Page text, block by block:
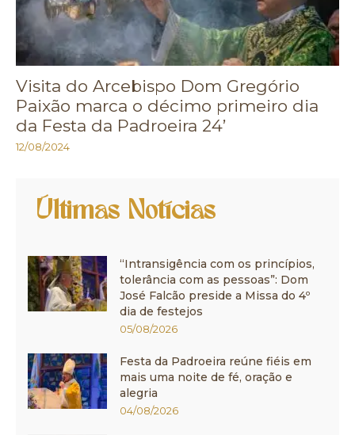
Visita do Arcebispo Dom Gregório
Paixão marca o décimo primeiro dia
da Festa da Padroeira 24’
12/08/2024
Últimas Notícias
“Intransigência com os princípios,
tolerância com as pessoas”: Dom
José Falcão preside a Missa do 4º
dia de festejos
05/08/2026
Festa da Padroeira reúne fiéis em
mais uma noite de fé, oração e
alegria
04/08/2026